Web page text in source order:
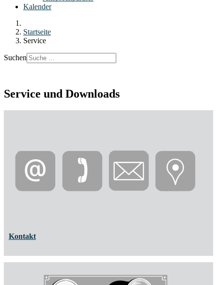
Kalender
Startseite
Service
Suchen
Service und Downloads
Kontakt